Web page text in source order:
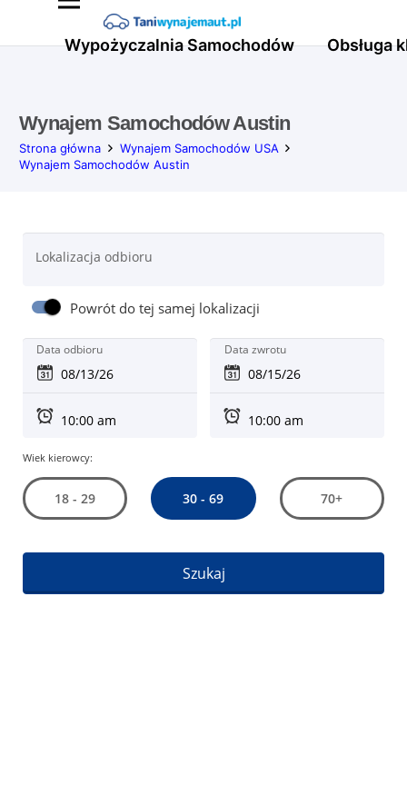
Wypożyczalnia Samochodów Obsługa
Wynajem Samochodów Austin
Strona główna
Wynajem Samochodów USA
Wynajem Samochodów Austin
Lokalizacja odbioru
Powrót do tej samej lokalizacji
Data odbioru Data zwrotu
Wiek kierowcy:
18 - 29 30 - 69 70+
Szukaj